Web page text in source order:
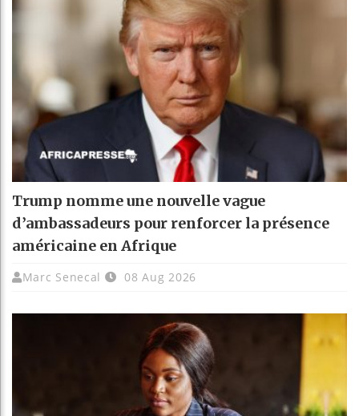
Trump nomme une nouvelle vague
d’ambassadeurs pour renforcer la présence
américaine en Afrique
Marc Senecal 08 Aug 2026